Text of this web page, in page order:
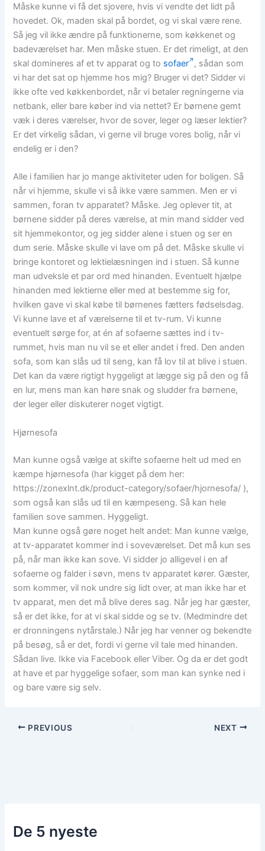
Måske kunne vi få det sjovere, hvis vi vendte det lidt på
hovedet. Ok, maden skal på bordet, og vi skal være rene.
Så jeg vil ikke ændre på funktionerne, som køkkenet og
badeværelset har. Men måske stuen. Er det rimeligt, at den
skal domineres af et tv apparat og to sofaer , sådan som
vi har det sat op hjemme hos mig? Bruger vi det? Sidder vi
ikke ofte ved køkkenbordet, når vi betaler regningerne via
netbank, eller bare køber ind via nettet? Er børnene gemt
væk i deres værelser, hvor de sover, leger og læser lektier?
Er det virkelig sådan, vi gerne vil bruge vores bolig, når vi
endelig er i den?
Alle i familien har jo mange aktiviteter uden for boligen. Så
når vi hjemme, skulle vi så ikke være sammen. Men er vi
sammen, foran tv apparatet? Måske. Jeg oplever tit, at
børnene sidder på deres værelse, at min mand sidder ved
sit hjemmekontor, og jeg sidder alene i stuen og ser en
dum serie. Måske skulle vi lave om på det. Måske skulle vi
bringe kontoret og lektielæsningen ind i stuen. Så kunne
man udveksle et par ord med hinanden. Eventuelt hjælpe
hinanden med lektierne eller med at bestemme sig for,
hvilken gave vi skal købe til børnenes fætters fødselsdag.
Vi kunne lave et af værelserne til et tv-rum. Vi kunne
eventuelt sørge for, at én af sofaerne sættes ind i tv-
rummet, hvis man nu vil se et eller andet i fred. Den anden
sofa, som kan slås ud til seng, kan få lov til at blive i stuen.
Det kan da være rigtigt hyggeligt at lægge sig på den og få
en lur, mens man kan høre snak og sludder fra børnene,
der leger eller diskuterer noget vigtigt.
Hjørnesofa
Man kunne også vælge at skifte sofaerne helt ud med en
kæmpe hjørnesofa (har kigget på dem her:
https://zonexlnt.dk/product-category/sofaer/hjornesofa/ ),
som også kan slås ud til en kæmpeseng. Så kan hele
familien sove sammen. Hyggeligt.
Man kunne også gøre noget helt andet: Man kunne vælge,
at tv-apparatet kommer ind i soveværelset. Det må kun ses
på, når man ikke kan sove. Vi sidder jo alligevel i en af
sofaerne og falder i søvn, mens tv apparatet kører. Gæster,
som kommer, vil nok undre sig lidt over, at man ikke har et
tv apparat, men det må blive deres sag. Når jeg har gæster,
så er det ikke, for at vi skal sidde og se tv. (Medmindre det
er dronningens nytårstale.) Når jeg har venner og bekendte
på besøg, så er det, fordi vi gerne vil tale med hinanden.
Sådan live. Ikke via Facebook eller Viber. Og da er det godt
at have et par hyggelige sofaer, som man kan synke ned i
og bare være sig selv.
PREVIOUS NEXT
De 5 nyeste